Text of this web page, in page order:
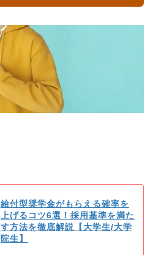
給付型奨学金がもらえる確率を
上げるコツ6選！採用基準を満た
す方法を徹底解説【大学生/大学
院生】